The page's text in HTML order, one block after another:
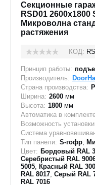
Секционные
RSD01
Микроволна
растяжения
КОД:
Принцип работы:
Производитель:
Страна производства:
Ширина: 2600 мм
Высота: 1800 мм
Автоматика в
Возможность
Система
Тип панели: S-гофр,
Цвет: Бордовый RAL
Серебристый RAL
5005, Красный RAL
RAL 8017, Серый RAL
RAL 7016